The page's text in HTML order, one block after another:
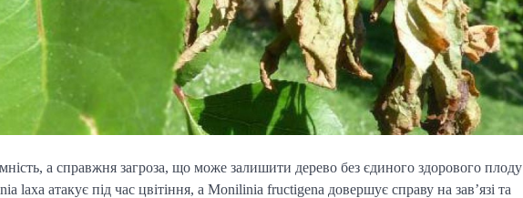
а справжня загроза, що може залишити дерево без єдиного здорового плоду
laxa атакує під час цвітіння, а Monilinia fructigena довершує справу на зав’язі та